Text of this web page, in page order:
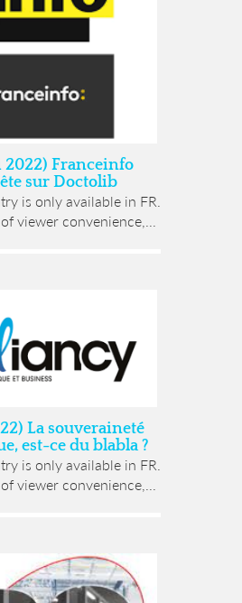
2022) Franceinfo
sur Doctolib
is only available in FR.
viewer convenience,...
La souveraineté
est-ce du blabla ?
is only available in FR.
viewer convenience,...